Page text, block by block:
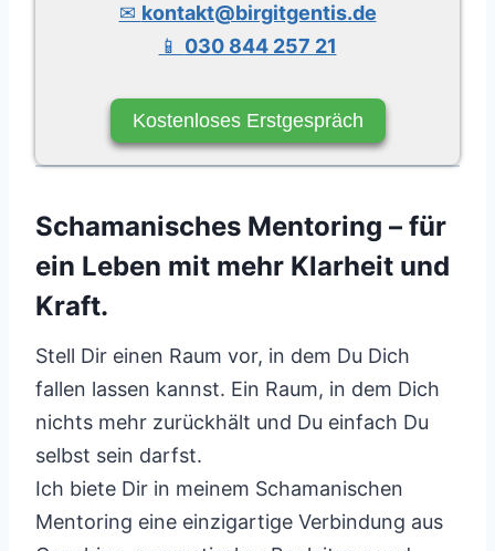
✉ kontakt@birgitgentis.de
📱 030 844 257 21
Kostenloses Erstgespräch
Schamanisches Mentoring – für
ein Leben mit mehr Klarheit und
Kraft.
Stell Dir einen Raum vor, in dem Du Dich
fallen lassen kannst. Ein Raum, in dem Dich
nichts mehr zurückhält und Du einfach Du
selbst sein darfst.
Ich biete Dir in meinem Schamanischen
Mentoring eine einzigartige Verbindung aus